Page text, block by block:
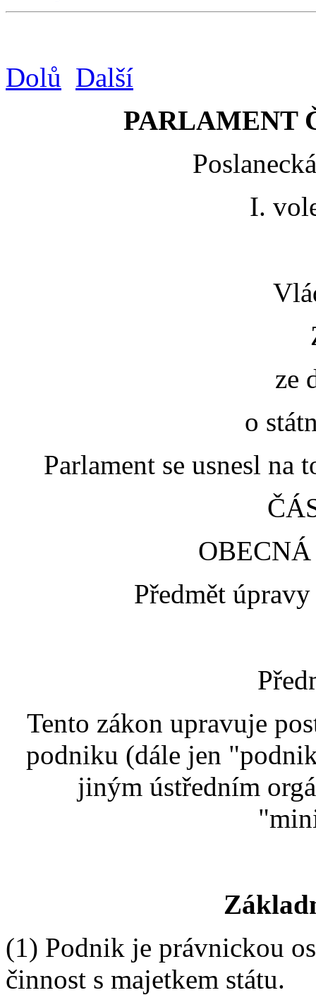
Dolů Další
PARLAMENT
I.
ze
o
Parlament se usnesl na
Předmět
Tento zákon upravuje
podniku (dále jen
jiným ústředním
(1) Podnik je právnickou
činnost s majetkem státu.